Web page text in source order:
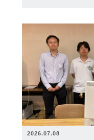
2026.07.08